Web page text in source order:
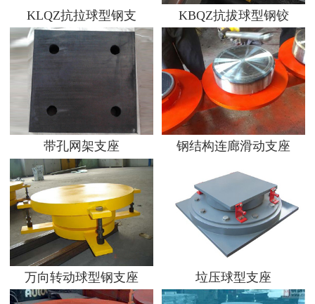
KLQZ抗拉球型钢支 KBQZ抗拔球型钢铰
带孔网架支座 钢结构连廊滑动支座
万向转动球型钢支座 垃压球型支座